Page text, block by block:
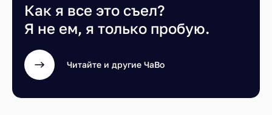
Как я все это съел?
Я не ем, я только пробую.
Читайте и другие ЧаВо